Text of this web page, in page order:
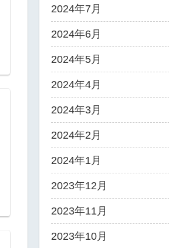
2024年7月
2024年6月
2024年5月
2024年4月
2024年3月
2024年2月
2024年1月
2023年12月
2023年11月
2023年10月